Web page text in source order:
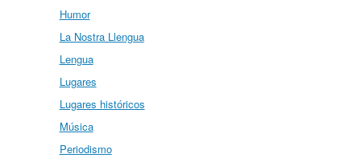
Humor
La Nostra Llengua
Lengua
Lugares
Lugares históricos
Música
Periodismo